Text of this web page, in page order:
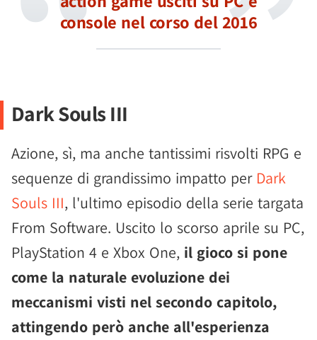
console nel corso del 2016
Dark Souls III
Azione, sì, ma anche tantissimi risvolti RPG e
sequenze di grandissimo impatto per Dark
Souls III, l'ultimo episodio della serie targata
From Software. Uscito lo scorso aprile su PC,
PlayStation 4 e Xbox One, il gioco si pone
come la naturale evoluzione dei
meccanismi visti nel secondo capitolo,
attingendo però anche all'esperienza